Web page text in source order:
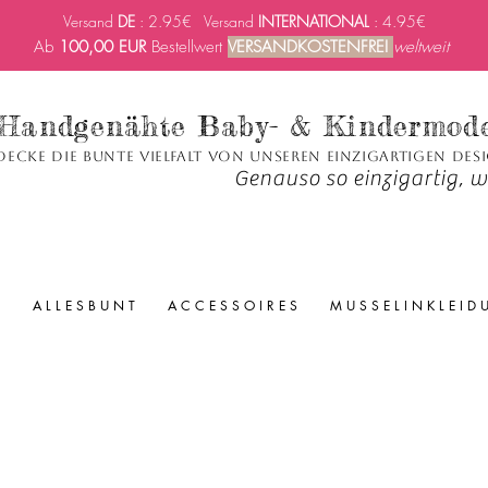
Versand DE : 2.95€ Versand INTERNATIONAL : 4.95€
Ab 100,00 EURBestellwert VERSANDKOSTENFREI weltweit
Baby- &
die bunte Vielfalt von unseren einzigartigen
Genauso so einzigartig,
A L L E S B U N T A C C E S S O I R E S M U S S E L I N K L E I D